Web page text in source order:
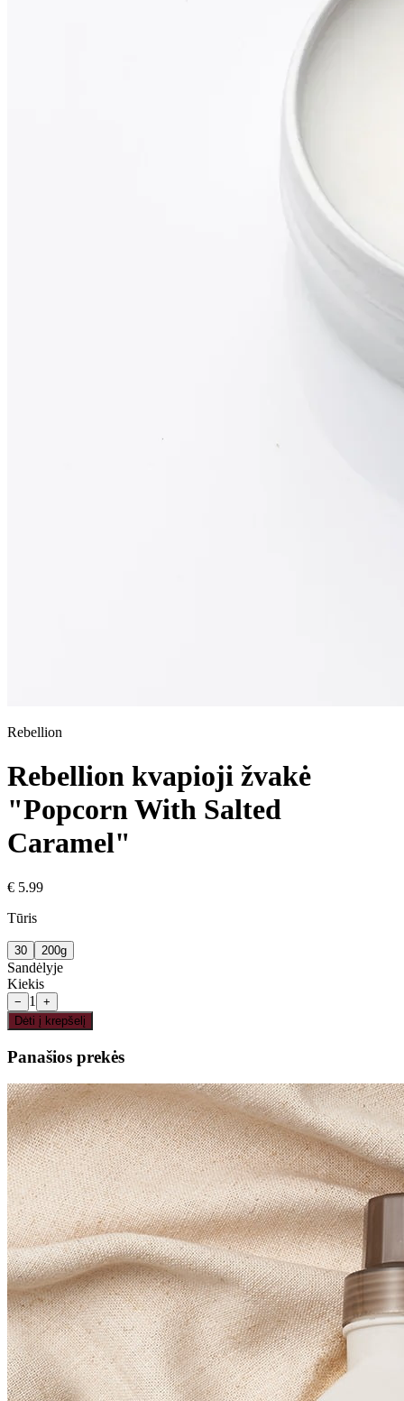
Rebellion
Rebellion kvapioji žvakė
"Popcorn With Salted
Caramel"
€ 5.99
Tūris
30 200g
Sandėlyje
Kiekis
− 1
+
Dėti į krepšelį
Panašios prekės